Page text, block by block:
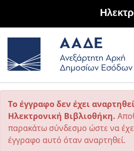
Το έγγραφο δεν έχει
Ηλεκτρονική Βιβλιοθήκη.
παρακάτω σύνδεσμο ώστε να
έγγραφο αυτό όταν αναρτηθεί.